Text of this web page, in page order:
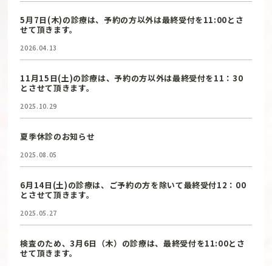
5月7日(木)の診療は、予約の方以外は最終受付を11:00とさ
せて頂きます。
2026.04.13
11月15日(土)の診療は、予約の方以外は最終受付を11：30
とさせて頂きます。
2025.10.29
夏季休診のお知らせ
2025.08.05
6月14日(土)の診療は、ご予約の方を除いて最終受付12：00
とさせて頂きます。
2025.05.27
検査のため、3月6日（木）の診療は、最終受付を11:00とさ
せて頂きます。